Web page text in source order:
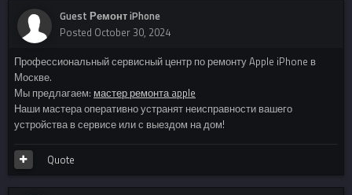
Guest Ремонт iPhone
Posted October 30, 2024
Профессиональный сервисный центр по ремонту Apple iPhone в
Москве.
Мы предлагаем: мастер ремонта apple
Наши мастера оперативно устранят неисправности вашего
устройства в сервисе или с выездом на дом!
Quote